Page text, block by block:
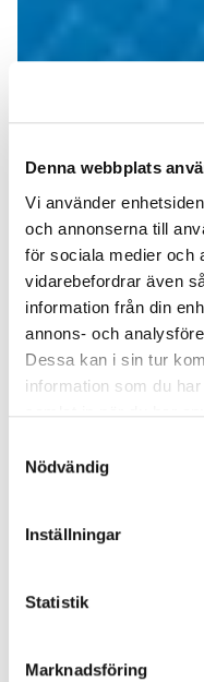
Denna webbplats
Vi använder
och annonserna till
för sociala medier och
vidarebefordrar även
information från din
annons- och
Dessa kan i sin tur
information som du
Nödvändig
Inställningar
Statistik
Marknadsföring